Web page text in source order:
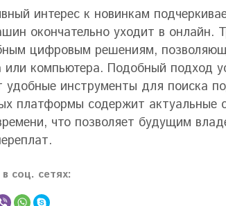
интерес к новинкам
окончательно уходит в онлайн.
цифровым решениям,
компьютера. Подобный подход
удобные инструменты для поиска
платформы содержит актуальные
что позволяет будущим
соц. сетях: